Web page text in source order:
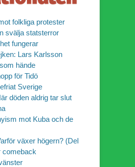
folkliga protester
svälja statsterror
fungerar
Lars Karlsson
hände
för Tidö
Sverige
döden aldrig tar slut
mot Kuba och de
växer högern? (Del
comeback